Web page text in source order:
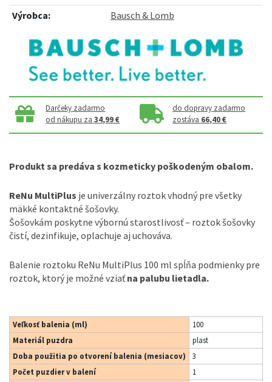
Výrobca: Bausch & Lomb
Darčeky zadarmo
od nákupu za34,99 €
do dopravy zadarmo
zostáva 66,40 €
Produkt sa predáva s kozmeticky poškodeným obalom.
ReNu MultiPlus je univerzálny roztok vhodný pre všetky
mäkké kontaktné šošovky.
Šošovkám poskytne výbornú starostlivosť – roztok šošovky
čistí, dezinfikuje, oplachuje aj uchováva.
Balenie roztoku ReNu MultiPlus 100 ml spĺňa podmienky pre
roztok, ktorý je možné vziať na palubu lietadla.
Veľkosť balenia (ml)
100
Materiál puzdra
plast
Doba použitia po otvorení balenia (mesiacov)
3
Počet puzdier v balení
1